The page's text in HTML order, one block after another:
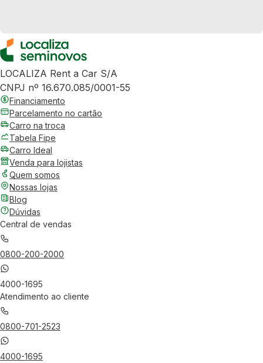
LOCALIZA Rent a Car S/A
CNPJ nº 16.670.085/0001-55
Financiamento
Parcelamento no cartão
Carro na troca
Tabela Fipe
Carro Ideal
Venda para lojistas
Quem somos
Nossas lojas
Blog
Dúvidas
Central de vendas
0800-200-2000
4000-1695
Atendimento ao cliente
0800-701-2523
4000-1695